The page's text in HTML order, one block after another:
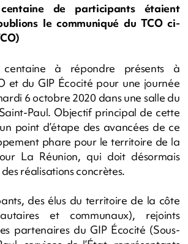
de participants étaient
le communiqué du TCO ci-
à répondre présents à
et du GIP Écocité pour une journée
6 octobre 2020 dans une salle du
Paul. Objectif principal de cette
point d’étape des avancées de ce
phare pour le territoire de la
La Réunion, qui doit désormais
réalisations concrètes.
des élus du territoire de la côte
et communaux), rejoints
partenaires du GIP Écocité (Sous-